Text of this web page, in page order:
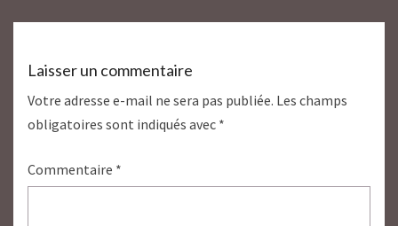
Laisser un commentaire
Votre adresse e-mail ne sera pas publiée. Les champs
obligatoires sont indiqués avec *
Commentaire *